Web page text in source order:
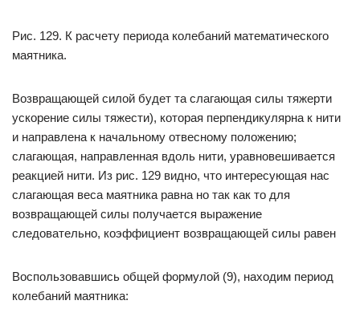
Рис. 129. К расчету периода колебаний математического
маятника.
Возвращающей силой будет та слагающая силы тяжерти
ускорение силы тяжести), которая перпендикулярна к нити
и направлена к начальному отвесному положению;
слагающая, направленная вдоль нити, уравновешивается
реакцией нити. Из рис. 129 видно, что интересующая нас
слагающая веса маятника равна но так как то для
возвращающей силы получается выражение
следовательно, коэффициент возвращающей силы равен
Воспользовавшись общей формулой (9), находим период
колебаний маятника: